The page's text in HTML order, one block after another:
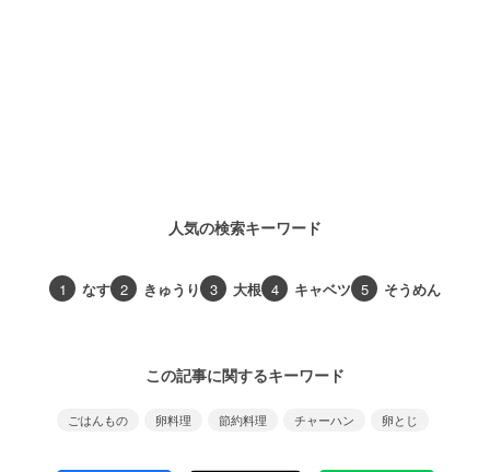
人気の検索キーワード
1 なす 2 きゅうり 3 大根 4 キャベツ 5 そうめん
この記事に関するキーワード
ごはんもの 卵料理 節約料理 チャーハン 卵とじ